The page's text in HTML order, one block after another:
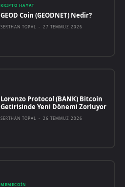
KRIPTO HAYAT
GEOD Coin (GEODNET) Nedir?
SERTHAN TOPAL - 27 TEMMUZ 2026
Lorenzo Protocol (BANK) Bitcoin
Getirisinde Yeni Dönemi Zorluyor
SERTHAN TOPAL - 26 TEMMUZ 2026
MEMECOIN